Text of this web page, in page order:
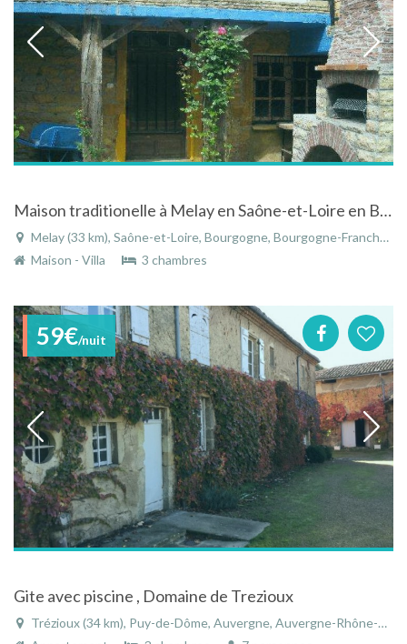
Maison traditionelle à Melay en Saône-et-Loire en Bourgogne en plein coeur du Charolais-Brionnais
Melay (33 km), Saône-et-Loire, Bourgogne, Bourgogne-Franche-Comté, France
Maison - Villa
3 chambres
59€/nuit
Gite avec piscine , Domaine de Trezioux
Trézioux (34 km), Puy-de-Dôme, Auvergne, Auvergne-Rhône-Alpes, France